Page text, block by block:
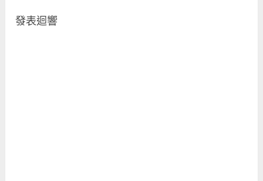
發表迴響